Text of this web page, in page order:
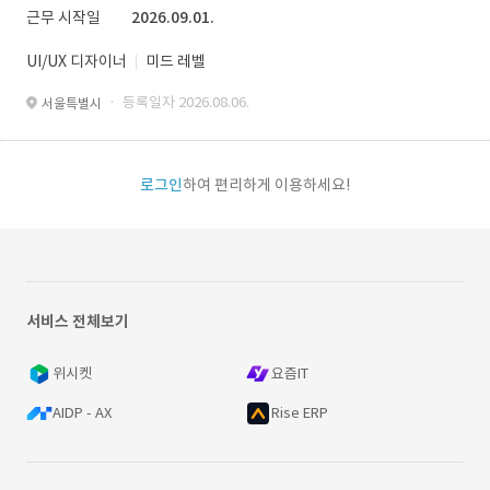
근무 시작일 2026.09.01.
UI/UX 디자이너 미드 레벨
서울특별시 · 등록일자 2026.08.06.
로그인하여 편리하게 이용하세요!
서비스 전체보기
위시켓 요즘IT
AIDP - AX Rise ERP